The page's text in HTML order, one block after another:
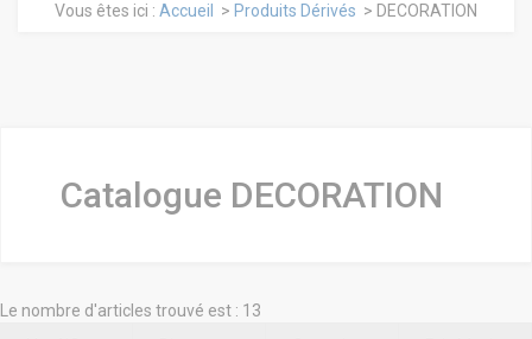
Vous êtes ici : Accueil > Produits Dérivés > DECORATION
Catalogue DECORATION
Le nombre d'articles trouvé est : 13